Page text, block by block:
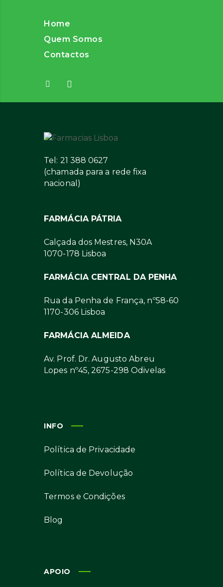
Home
Quem Somos
Contactos
Tel: 21 388 0627
(chamada para a rede fixa
nacional)
FARMÁCIA PÁTRIA
Calçada dos Mestres, N30A
1070-178 Lisboa
FARMÁCIA CENTRAL DA PENHA
Rua da Penha de França, nº58-60
1170-306 Lisboa
FARMÁCIA ALMEIDA
Av. Prof. Dr. Augusto Abreu
Lopes nº45, 2675-298 Odivelas
INFO
Política de Privacidade
Política de Devolução
Termos e Condições
Blog
APOIO